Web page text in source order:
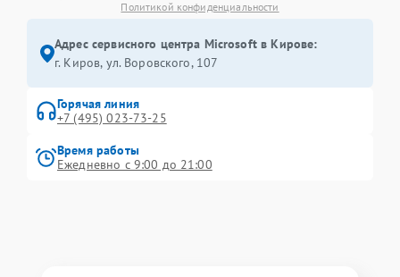
Политикой конфиденциальности
Адрес сервисного центра Microsoft в Кирове:
г. Киров, ул. Воровского, 107
Горячая линия
+7 (495) 023-73-25
Время работы
Ежедневно с 9:00 до 21:00